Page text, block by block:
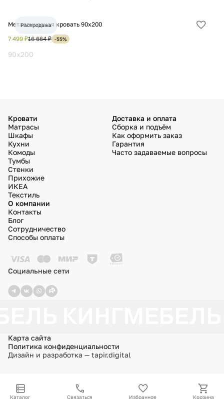
Металлическая кровать 90х200
7 499 ₽16 664 ₽ -55%
Распродажа
90х200
Кровати
Матрасы
Шкафы
Кухни
Комоды
Тумбы
Стенки
Прихожие
ИКЕА
Текстиль
Доставка и оплата
Сборка и подъём
Как оформить заказ
Гарантия
Часто задаваемые вопросы
О компании
Контакты
Блог
Сотрудничество
Способы оплаты
Социальные сети
Карта сайта
Политика конфиденциальности
Дизайн и разработка — tapir.digital
Каталог Связаться Избранное Корзина